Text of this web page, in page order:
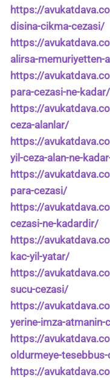
https://
disina-cikma-cezasi/
https://
alirsa-memuriyetten-
https://
para-cezasi-ne-kadar/
https://
ceza-alanlar/
https://
yil-ceza-alan-ne-
https://
para-cezasi/
https://
cezasi-ne-kadardir/
https://
kac-yil-yatar/
https://
sucu-cezasi/
https://
yerine-imza-atmanin-
https://
oldurmeye-
https://